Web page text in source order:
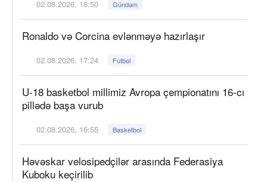
02.08.2026, 18:50 Gündəm
Ronaldo və Corcina evlənməyə hazırlaşır
02.08.2026, 17:24 Futbol
U-18 basketbol millimiz Avropa çempionatını 16-cı
pillədə başa vurub
02.08.2026, 16:55 Basketbol
Həvəskar velosipedçilər arasında Federasiya
Kuboku keçirilib